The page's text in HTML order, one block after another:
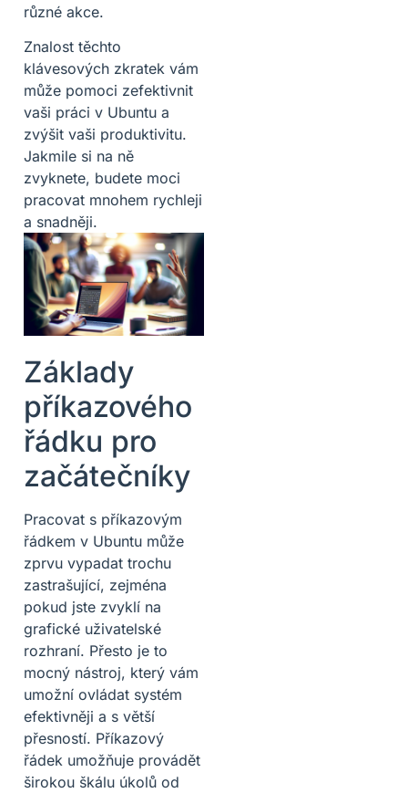
různé akce.
Znalost těchto
klávesových zkratek vám
může pomoci zefektivnit
vaši práci v Ubuntu a
zvýšit vaši produktivitu.
Jakmile si na ně
zvyknete, budete moci
pracovat mnohem rychleji
a snadněji.
Základy
příkazového
řádku pro
začátečníky
Pracovat s příkazovým
řádkem v Ubuntu může
zprvu vypadat trochu
zastrašující, zejména
pokud jste zvyklí na
grafické uživatelské
rozhraní. Přesto je to
mocný nástroj, který vám
umožní ovládat systém
efektivněji a s větší
přesností. Příkazový
řádek umožňuje provádět
širokou škálu úkolů od